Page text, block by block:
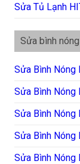
Sửa Tủ Lạnh
Sửa bình
Sửa Bình Nóng
Sửa Bình
Sửa Bình Nóng
Sửa Bình Nóng
Sửa Bình Nóng